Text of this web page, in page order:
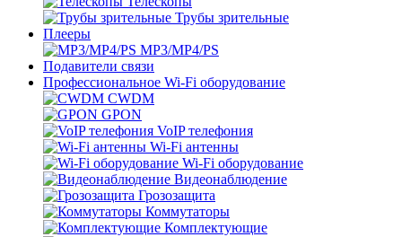
Трубы зрительные
Плееры
MP3/MP4/PS
Подавители связи
Профессиональное Wi-Fi оборудование
CWDM
GPON
VoIP телефония
Wi-Fi антенны
Wi-Fi оборудование
Видеонаблюдение
Грозозащита
Коммутаторы
Комплектующие